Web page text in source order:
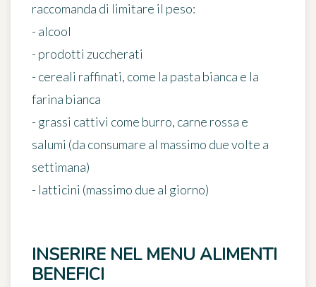
raccomanda di limitare il peso:
- alcool
- prodotti zuccherati
- cereali raffinati, come la pasta bianca e la
farina bianca
- grassi cattivi come burro, carne rossa e
salumi (da consumare al massimo due volte a
settimana)
- latticini (massimo due al giorno)
INSERIRE NEL MENU ALIMENTI
BENEFICI